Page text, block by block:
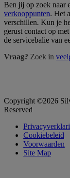
Ben jij op zoek naar
verkooppunten. Het
verschillen. Kun je
gerust contact op
de servicebalie van
Vraag? Zoek in
Copyright ©2026
Reserved
Cookiebeleid
Voorwaarden
Site Map